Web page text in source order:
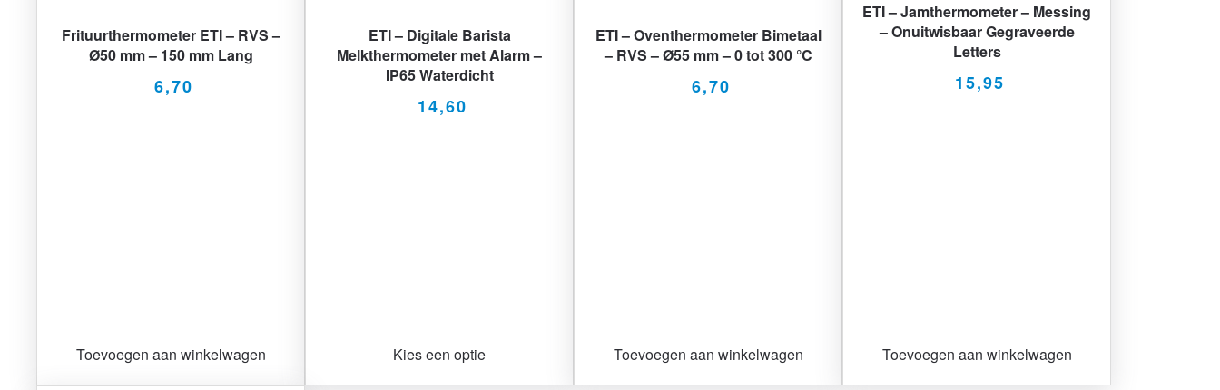
Frituurthermometer ETI – RVS –
Ø50 mm – 150 mm Lang
6,70
Toevoegen aan winkelwagen
ETI – Digitale Barista
Melkthermometer met Alarm –
IP65 Waterdicht
14,60
Kies een optie
ETI – Oventhermometer Bimetaal
– RVS – Ø55 mm – 0 tot 300 °C
6,70
Toevoegen aan winkelwagen
ETI – Jamthermometer – Messing
– Onuitwisbaar Gegraveerde
Letters
15,95
Toevoegen aan winkelwagen